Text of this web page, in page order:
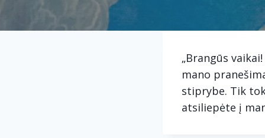
„Brangūs
mano
stiprybe. Tik
atsiliepėte į